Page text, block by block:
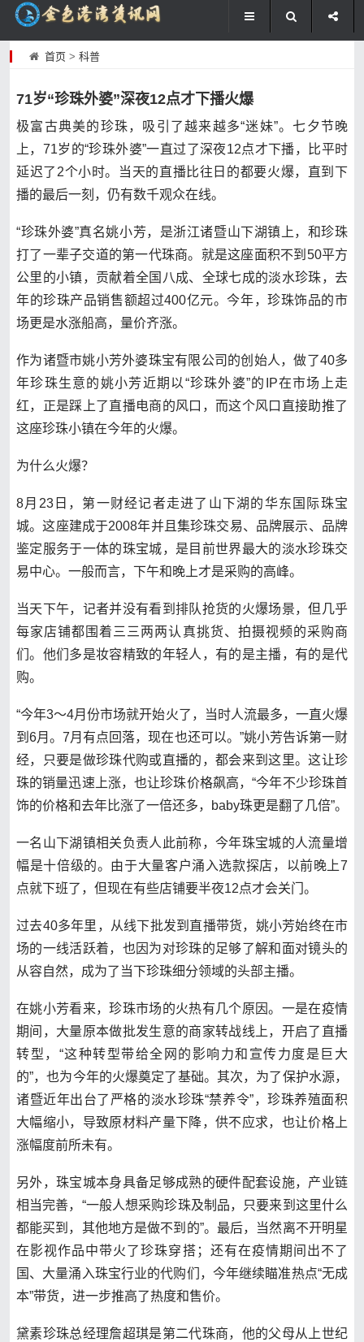
首页 >科普
71岁“珍珠外婆”深夜12点才下播火爆
极富古典美的珍珠，吸引了越来越多“迷妹”。七夕节晚
上，71岁的“珍珠外婆”一直过了深夜12点才下播，比平时
延迟了2个小时。当天的直播比往日的都要火爆，直到下
播的最后一刻，仍有数千观众在线。
“珍珠外婆”真名姚小芳，是浙江诸暨山下湖镇上，和珍珠
打了一辈子交道的第一代珠商。就是这座面积不到50平方
公里的小镇，贡献着全国八成、全球七成的淡水珍珠，去
年的珍珠产品销售额超过400亿元。今年，珍珠饰品的市
场更是水涨船高，量价齐涨。
作为诸暨市姚小芳外婆珠宝有限公司的创始人，做了40多
年珍珠生意的姚小芳近期以“珍珠外婆”的IP在市场上走
红，正是踩上了直播电商的风口，而这个风口直接助推了
这座珍珠小镇在今年的火爆。
为什么火爆？
8月23日，第一财经记者走进了山下湖的华东国际珠宝
城。这座建成于2008年并且集珍珠交易、品牌展示、品牌
鉴定服务于一体的珠宝城，是目前世界最大的淡水珍珠交
易中心。一般而言，下午和晚上才是采购的高峰。
当天下午，记者并没有看到排队抢货的火爆场景，但几乎
每家店铺都围着三三两两认真挑货、拍摄视频的采购商
们。他们多是妆容精致的年轻人，有的是主播，有的是代
购。
“今年3～4月份市场就开始火了，当时人流最多，一直火爆
到6月。7月有点回落，现在也还可以。”姚小芳告诉第一财
经，只要是做珍珠代购或直播的，都会来到这里。这让珍
珠的销量迅速上涨，也让珍珠价格飙高，“今年不少珍珠首
饰的价格和去年比涨了一倍还多，baby珠更是翻了几倍”。
一名山下湖镇相关负责人此前称，今年珠宝城的人流量增
幅是十倍级的。由于大量客户涌入选款探店，以前晚上7
点就下班了，但现在有些店铺要半夜12点才会关门。
过去40多年里，从线下批发到直播带货，姚小芳始终在市
场的一线活跃着，也因为对珍珠的足够了解和面对镜头的
从容自然，成为了当下珍珠细分领域的头部主播。
在姚小芳看来，珍珠市场的火热有几个原因。一是在疫情
期间，大量原本做批发生意的商家转战线上，开启了直播
转型，“这种转型带给全网的影响力和宣传力度是巨大
的”，也为今年的火爆奠定了基础。其次，为了保护水源，
诸暨近年出台了严格的淡水珍珠“禁养令”，珍珠养殖面积
大幅缩小，导致原材料产量下降，供不应求，也让价格上
涨幅度前所未有。
另外，珠宝城本身具备足够成熟的硬件配套设施，产业链
相当完善，“一般人想采购珍珠及制品，只要来到这里什么
都能买到，其他地方是做不到的”。最后，当然离不开明星
在影视作品中带火了珍珠穿搭；还有在疫情期间出不了
国、大量涌入珠宝行业的代购们，今年继续瞄准热点“无成
本”带货，进一步推高了热度和售价。
黛素珍珠总经理詹超琪是第二代珠商，他的父母从上世纪